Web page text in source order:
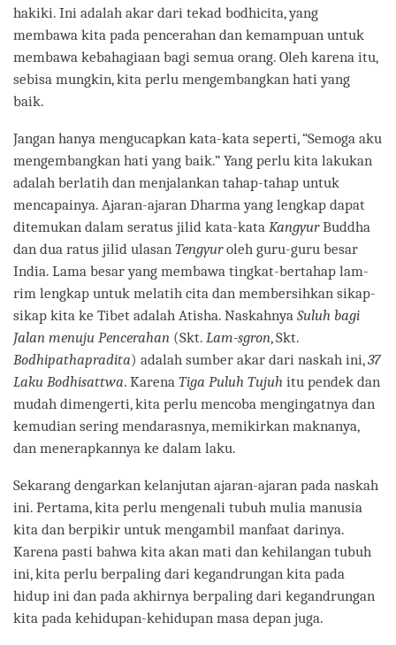
hakiki. Ini adalah akar dari tekad bodhicita, yang
membawa kita pada pencerahan dan kemampuan untuk
membawa kebahagiaan bagi semua orang. Oleh karena itu,
sebisa mungkin, kita perlu mengembangkan hati yang
baik.
Jangan hanya mengucapkan kata-kata seperti, “Semoga aku
mengembangkan hati yang baik.” Yang perlu kita lakukan
adalah berlatih dan menjalankan tahap-tahap untuk
mencapainya. Ajaran-ajaran Dharma yang lengkap dapat
ditemukan dalam seratus jilid kata-kata KangyurBuddha
dan dua ratus jilid ulasan Tengyuroleh guru-guru besar
India. Lama besar yang membawa tingkat-bertahap lam-
rim lengkap untuk melatih cita dan membersihkan sikap-
sikap kita ke Tibet adalah Atisha. Naskahnya Suluh bagi
Jalan menuju Pencerahan (Skt. Lam-sgron, Skt.
Bodhipathapradita) adalah sumber akar dari naskah ini,37
Laku Bodhisattwa. Karena Tiga Puluh Tujuh itu pendek dan
mudah dimengerti, kita perlu mencoba mengingatnya dan
kemudian sering mendarasnya, memikirkan maknanya,
dan menerapkannya ke dalam laku.
Sekarang dengarkan kelanjutan ajaran-ajaran pada naskah
ini. Pertama, kita perlu mengenali tubuh mulia manusia
kita dan berpikir untuk mengambil manfaat darinya.
Karena pasti bahwa kita akan mati dan kehilangan tubuh
ini, kita perlu berpaling dari kegandrungan kita pada
hidup ini dan pada akhirnya berpaling dari kegandrungan
kita pada kehidupan-kehidupan masa depan juga.